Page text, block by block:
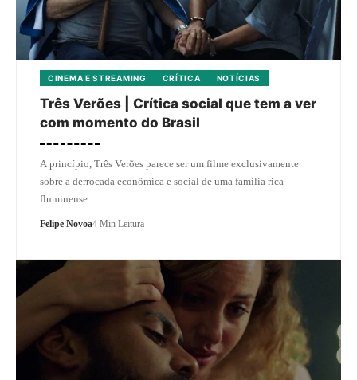
CINEMA E STREAMING CRÍTICA NOTÍCIAS
Três Verões | Crítica social que tem a ver
com momento do Brasil
A princípio, Três Verões parece ser um filme exclusivamente
sobre a derrocada econômica e social de uma família rica
fluminense.…
Felipe Novoa4 Min Leitura